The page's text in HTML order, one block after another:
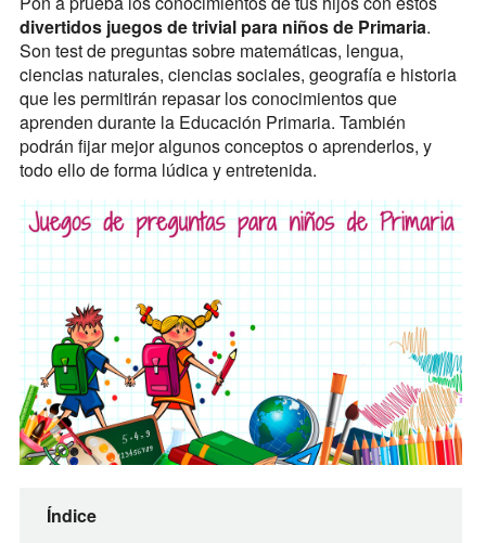
divertidos juegos de trivial para niños de Primaria.
Son test de preguntas sobre matemáticas, lengua,
ciencias naturales, ciencias sociales, geografía e historia
que les permitirán repasar los conocimientos que
aprenden durante la Educación Primaria. También
podrán fijar mejor algunos conceptos o aprenderlos, y
todo ello de forma lúdica y entretenida.
Índice